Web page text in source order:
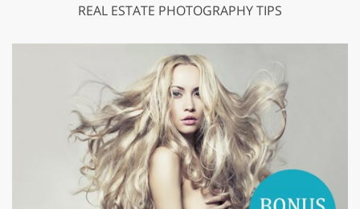
REAL ESTATE PHOTOGRAPHY TIPS